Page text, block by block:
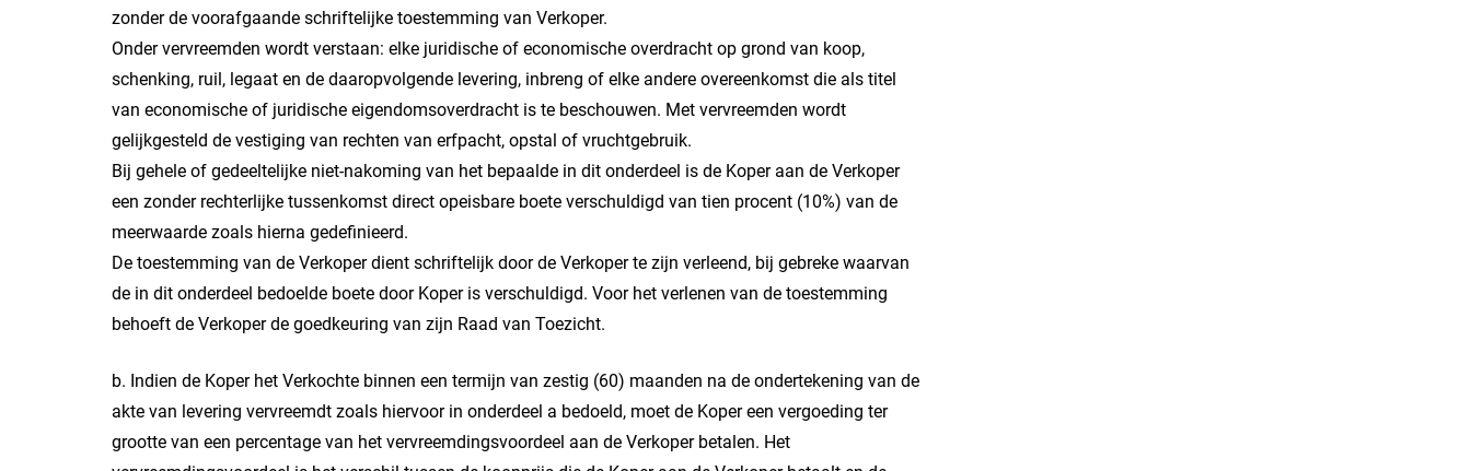
zonder de voorafgaande schriftelijke toestemming van Verkoper.
Onder vervreemden wordt verstaan: elke juridische of economische overdracht op grond van koop,
schenking, ruil, legaat en de daaropvolgende levering, inbreng of elke andere overeenkomst die als titel
van economische of juridische eigendomsoverdracht is te beschouwen. Met vervreemden wordt
gelijkgesteld de vestiging van rechten van erfpacht, opstal of vruchtgebruik.
Bij gehele of gedeeltelijke niet-nakoming van het bepaalde in dit onderdeel is de Koper aan de Verkoper
een zonder rechterlijke tussenkomst direct opeisbare boete verschuldigd van tien procent (10%) van de
meerwaarde zoals hierna gedefinieerd.
De toestemming van de Verkoper dient schriftelijk door de Verkoper te zijn verleend, bij gebreke waarvan
de in dit onderdeel bedoelde boete door Koper is verschuldigd. Voor het verlenen van de toestemming
behoeft de Verkoper de goedkeuring van zijn Raad van Toezicht.
b. Indien de Koper het Verkochte binnen een termijn van zestig (60) maanden na de ondertekening van de
akte van levering vervreemdt zoals hiervoor in onderdeel a bedoeld, moet de Koper een vergoeding ter
grootte van een percentage van het vervreemdingsvoordeel aan de Verkoper betalen. Het